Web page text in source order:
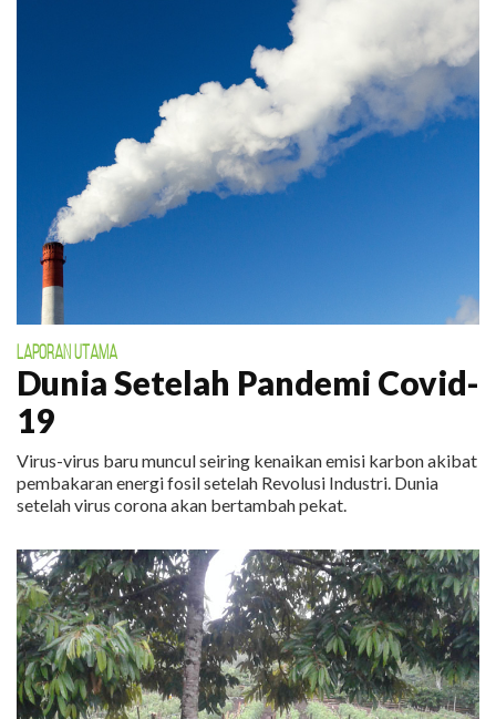
LAPORAN UTAMA
Dunia Setelah Pandemi Covid-
19
Virus-virus baru muncul seiring kenaikan emisi karbon akibat
pembakaran energi fosil setelah Revolusi Industri. Dunia
setelah virus corona akan bertambah pekat.